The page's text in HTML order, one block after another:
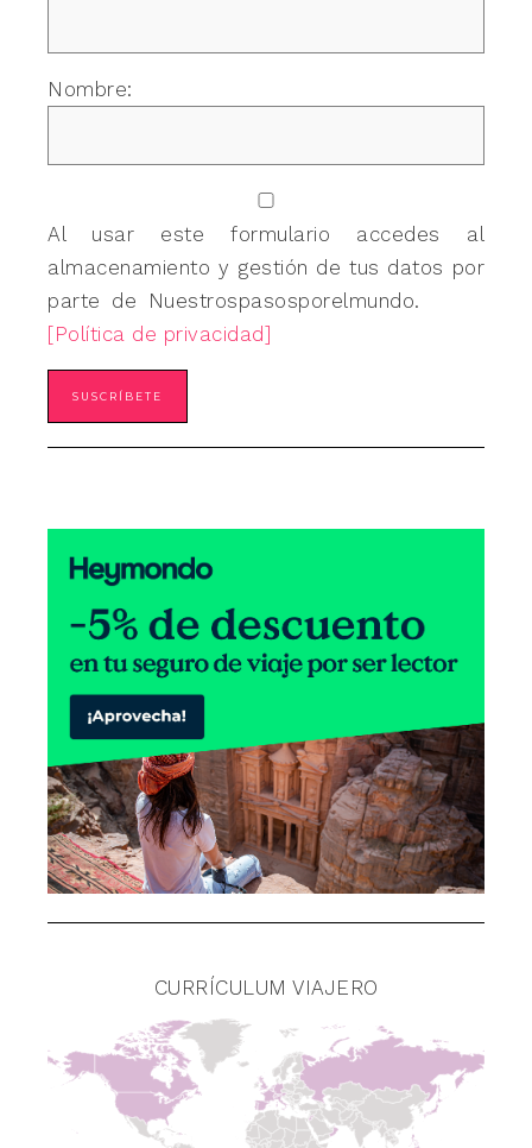
Nombre:
Al usar este formulario accedes al
almacenamiento y gestión de tus datos por
parte de Nuestrospasosporelmundo.
[Política de privacidad]
CURRÍCULUM VIAJERO